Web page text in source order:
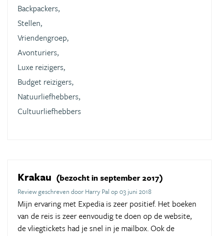
Backpackers,
Stellen,
Vriendengroep,
Avonturiers,
Luxe reizigers,
Budget reizigers,
Natuurliefhebbers,
Cultuurliefhebbers
Krakau (bezocht in september 2017)
Review geschreven door Harry Pal op 03 juni 2018
Mijn ervaring met Expedia is zeer positief. Het boeken
van de reis is zeer eenvoudig te doen op de website,
de vliegtickets had je snel in je mailbox. Ook de